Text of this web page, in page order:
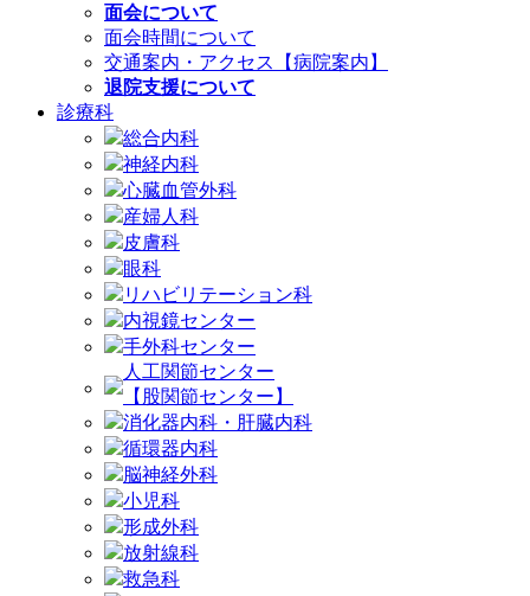
面会について
面会時間について
交通案内・アクセス【病院案内】
退院支援について
診療科
総合内科
神経内科
心臓血管外科
産婦人科
皮膚科
眼科
リハビリテーション科
内視鏡センター
手外科センター
人工関節センター
【股関節センター】
消化器内科・肝臓内科
循環器内科
脳神経外科
小児科
形成外科
放射線科
救急科